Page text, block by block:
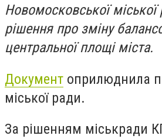
Новомосковської
рішення про зміну
центральної площі міста.
Документ оприлюднила
міської ради.
За рішенням міськради